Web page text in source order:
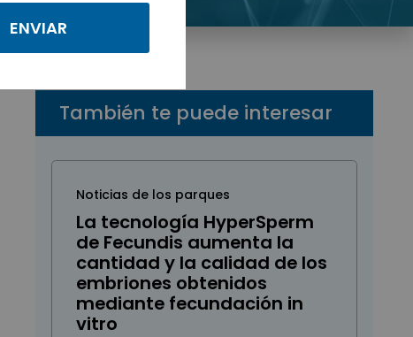
También te puede interesar
Noticias de los parques
La tecnología HyperSperm
de Fecundis aumenta la
cantidad y la calidad de los
embriones obtenidos
mediante fecundación in
vitro